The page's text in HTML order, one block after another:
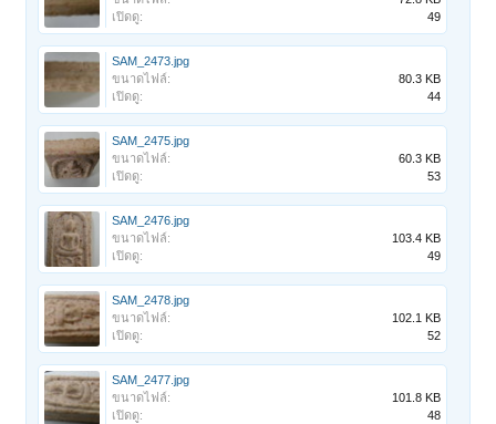
เปิดดู:
49
SAM_2473.jpg
ขนาดไฟล์:
80.3 KB
เปิดดู:
44
SAM_2475.jpg
ขนาดไฟล์:
60.3 KB
เปิดดู:
53
SAM_2476.jpg
ขนาดไฟล์:
103.4 KB
เปิดดู:
49
SAM_2478.jpg
ขนาดไฟล์:
102.1 KB
เปิดดู:
52
SAM_2477.jpg
ขนาดไฟล์:
101.8 KB
เปิดดู:
48